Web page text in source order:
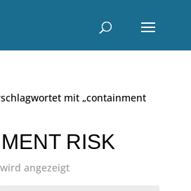
mit „containment
RISK
angezeigt